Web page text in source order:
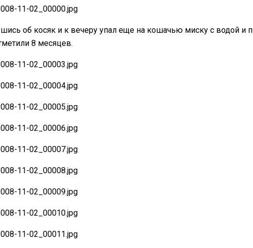
об косяк и к вечеру упал еще на кошачью миску с водой и
8 месяцев.